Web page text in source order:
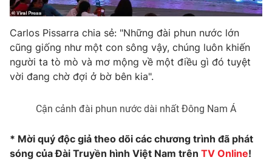
Ðiện thoại Thời báo VTV:024.66 897 897
Liên hệ quảng cáo:
024-7300.7108
Carlos Pissarra chia sẻ: "Những đài phun nước lớn
cũng giống như một con sông vậy, chúng luôn khiến
người ta tò mò và mơ mộng về một điều gì đó tuyệt
vời đang chờ đợi ở bờ bên kia".
Cận cảnh đài phun nước dài nhất Đông Nam Á
* Mời quý độc giả theo dõi các chương trình đã phát
sóng của Đài Truyền hình Việt Nam trên TV Online!